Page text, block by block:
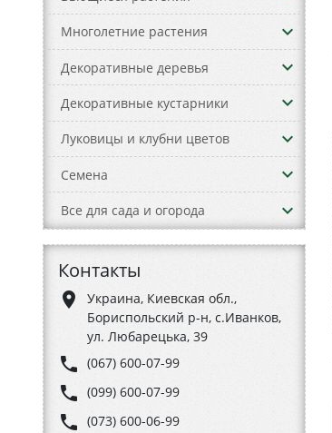
Многолетние растения keyboard_arrow_down
Декоративные деревья keyboard_arrow_down
Декоративные кустарники keyboard_arrow_down
Луковицы и клубни цветов keyboard_arrow_down
Семена keyboard_arrow_down
Все для сада и огорода keyboard_arrow_down
Контакты
place
Украина, Киевская обл.,
Бориспольский р-н, с.Иванков,
ул. Любарецька, 39
phone (067) 600-07-99
phone (099) 600-07-99
phone (073) 600-06-99